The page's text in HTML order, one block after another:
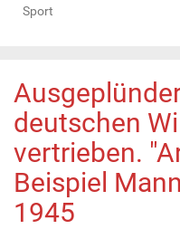
Sport
deutschen
vertrieben.
Beispiel
1945